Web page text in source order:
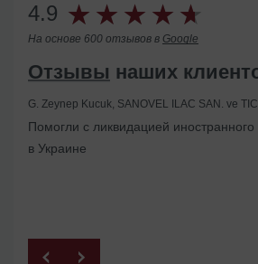
4.9
На основе 600 отзывов в Google
Отзывы наших
G. Zeynep Kucuk, SANOVEL ILAC SAN. ve
Помогли с ликвидацией иностранного
в Украине